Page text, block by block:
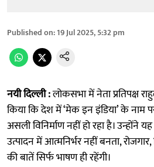
Published on:19 Jul 2025, 5:32 pm
नयी दिल्ली :लोकसभा में नेता प्रतिपक्ष
किया कि देश में ‘मेक इन इंडिया’ के नाम
असली विनिर्माण नहीं हो रहा है।
उत्पादन में आत्मनिर्भर नहीं बनता,
की बातें सिर्फ भाषण ही रहेंगी।